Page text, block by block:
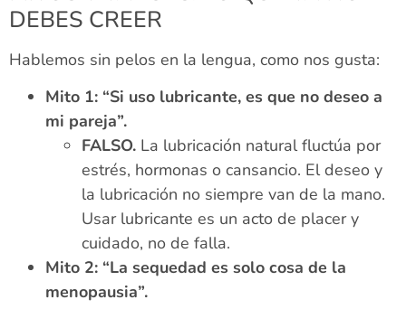
DEBES CREER
Hablemos sin pelos en la lengua, como nos gusta:
Mito 1: “Si uso lubricante, es que no deseo a
mi pareja”.
FALSO. La lubricación natural fluctúa por
estrés, hormonas o cansancio. El deseo y
la lubricación no siempre van de la mano.
Usar lubricante es un acto de placer y
cuidado, no de falla.
Mito 2: “La sequedad es solo cosa de la
menopausia”.